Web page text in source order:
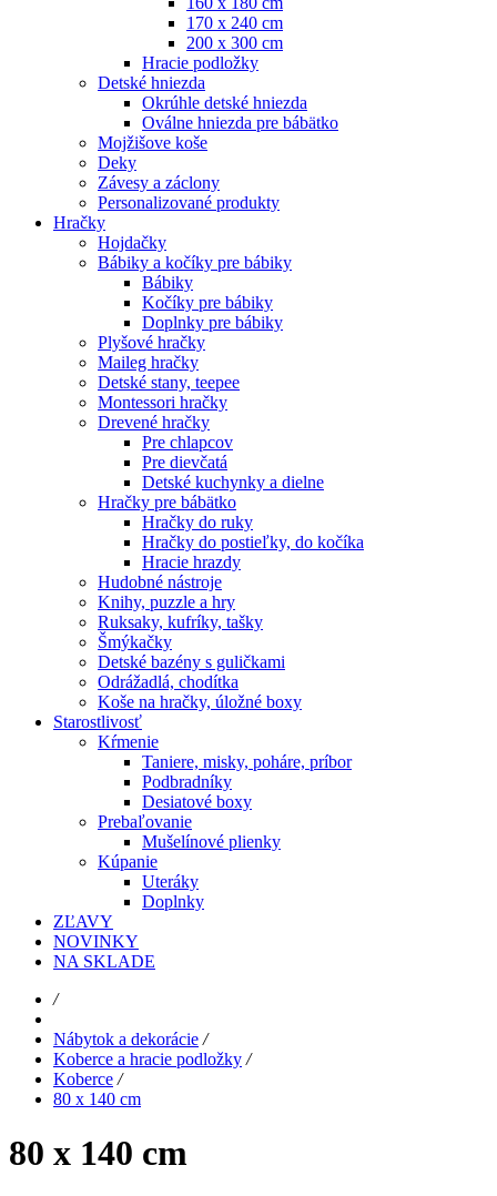
170 x 240 cm
200 x 300 cm
Hracie podložky
Detské hniezda
Okrúhle detské hniezda
Oválne hniezda pre bábätko
Mojžišove koše
Deky
Závesy a záclony
Personalizované produkty
Hračky
Hojdačky
Bábiky a kočíky pre bábiky
Bábiky
Kočíky pre bábiky
Doplnky pre bábiky
Plyšové hračky
Maileg hračky
Detské stany, teepee
Montessori hračky
Drevené hračky
Pre chlapcov
Pre dievčatá
Detské kuchynky a dielne
Hračky pre bábätko
Hračky do ruky
Hračky do postieľky, do kočíka
Hracie hrazdy
Hudobné nástroje
Knihy, puzzle a hry
Ruksaky, kufríky, tašky
Šmýkačky
Detské bazény s guličkami
Odrážadlá, chodítka
Koše na hračky, úložné boxy
Starostlivosť
Kŕmenie
Taniere, misky, poháre, príbor
Podbradníky
Desiatové boxy
Prebaľovanie
Mušelínové plienky
Kúpanie
Uteráky
Doplnky
ZĽAVY
NOVINKY
NA SKLADE
/
Nábytok a dekorácie /
Koberce a hracie podložky /
Koberce /
80 x 140 cm
80 x 140 cm